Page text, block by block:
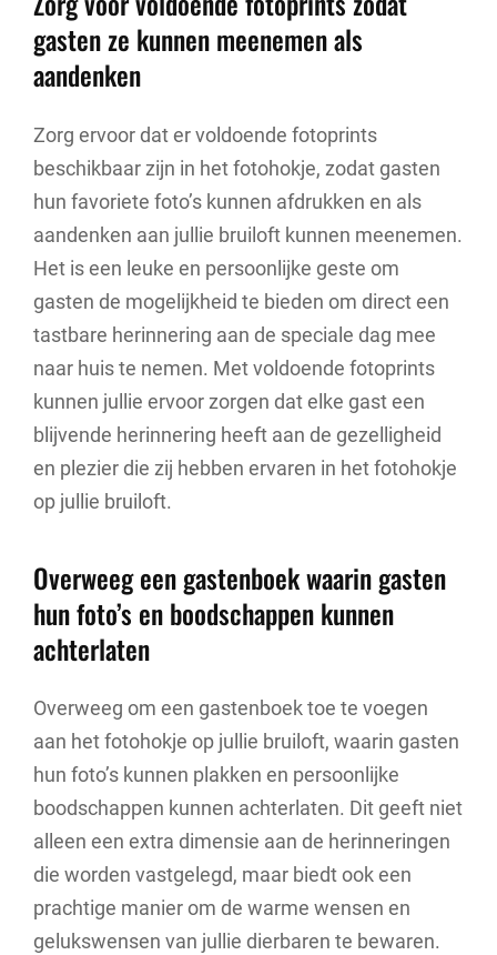
gasten ze kunnen meenemen als
aandenken
Zorg ervoor dat er voldoende fotoprints
beschikbaar zijn in het fotohokje, zodat gasten
hun favoriete foto’s kunnen afdrukken en als
aandenken aan jullie bruiloft kunnen meenemen.
Het is een leuke en persoonlijke geste om
gasten de mogelijkheid te bieden om direct een
tastbare herinnering aan de speciale dag mee
naar huis te nemen. Met voldoende fotoprints
kunnen jullie ervoor zorgen dat elke gast een
blijvende herinnering heeft aan de gezelligheid
en plezier die zij hebben ervaren in het fotohokje
op jullie bruiloft.
Overweeg een gastenboek waarin gasten
hun foto’s en boodschappen kunnen
achterlaten
Overweeg om een gastenboek toe te voegen
aan het fotohokje op jullie bruiloft, waarin gasten
hun foto’s kunnen plakken en persoonlijke
boodschappen kunnen achterlaten. Dit geeft niet
alleen een extra dimensie aan de herinneringen
die worden vastgelegd, maar biedt ook een
prachtige manier om de warme wensen en
gelukswensen van jullie dierbaren te bewaren.